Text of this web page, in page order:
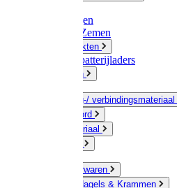
Zaksluitingen
Sponzen / Zemen
Zeepprodukten
Batterij & batterijladers
Zaklampen
Verpakking-/ verbindingsmateriaal
Touw / Koord
Afdekmateriaal
Kleine ijzerwaren
Spijkers, Nagels & Krammen